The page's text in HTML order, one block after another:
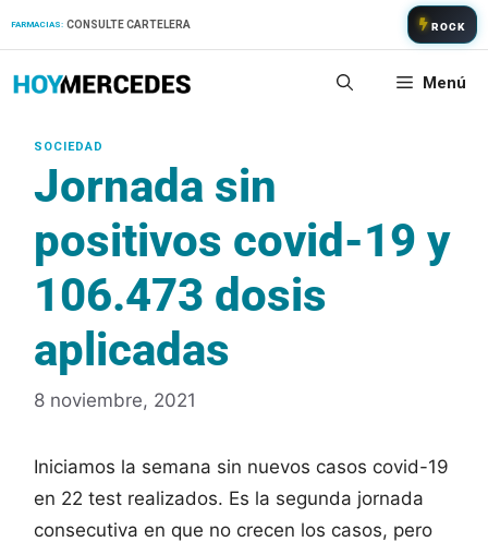
FARMACIAS: CONSULTE CARTELERA ROCK
Menú
Jornada sin
positivos covid-19 y
106.473 dosis
aplicadas
8 noviembre, 2021
Iniciamos la semana sin nuevos casos covid-19
en 22 test realizados. Es la segunda jornada
consecutiva en que no crecen los casos, pero